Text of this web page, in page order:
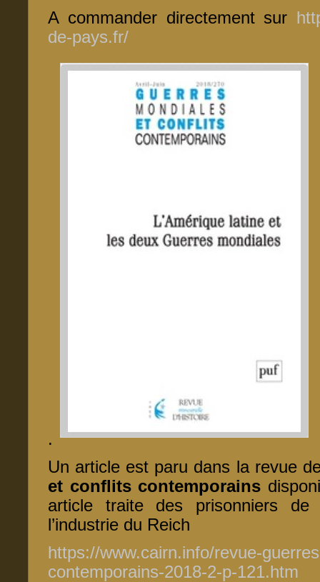
A commander directement sur
de-pays.fr/
.
Un article est paru dans la revue
et conflits contemporains
article traite des prisonniers de
l’industrie du Reich
https://www.cairn.info/revue-
contemporains-2018-2-p-121.htm